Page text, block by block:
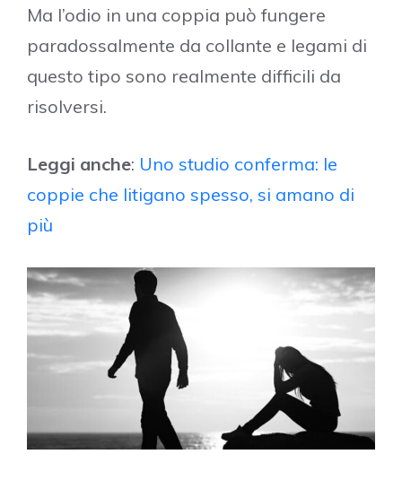
Ma l’odio in una coppia può fungere
paradossalmente da collante e legami di
questo tipo sono realmente difficili da
risolversi.
Leggi anche: Uno studio conferma: le
coppie che litigano spesso, si amano di
più